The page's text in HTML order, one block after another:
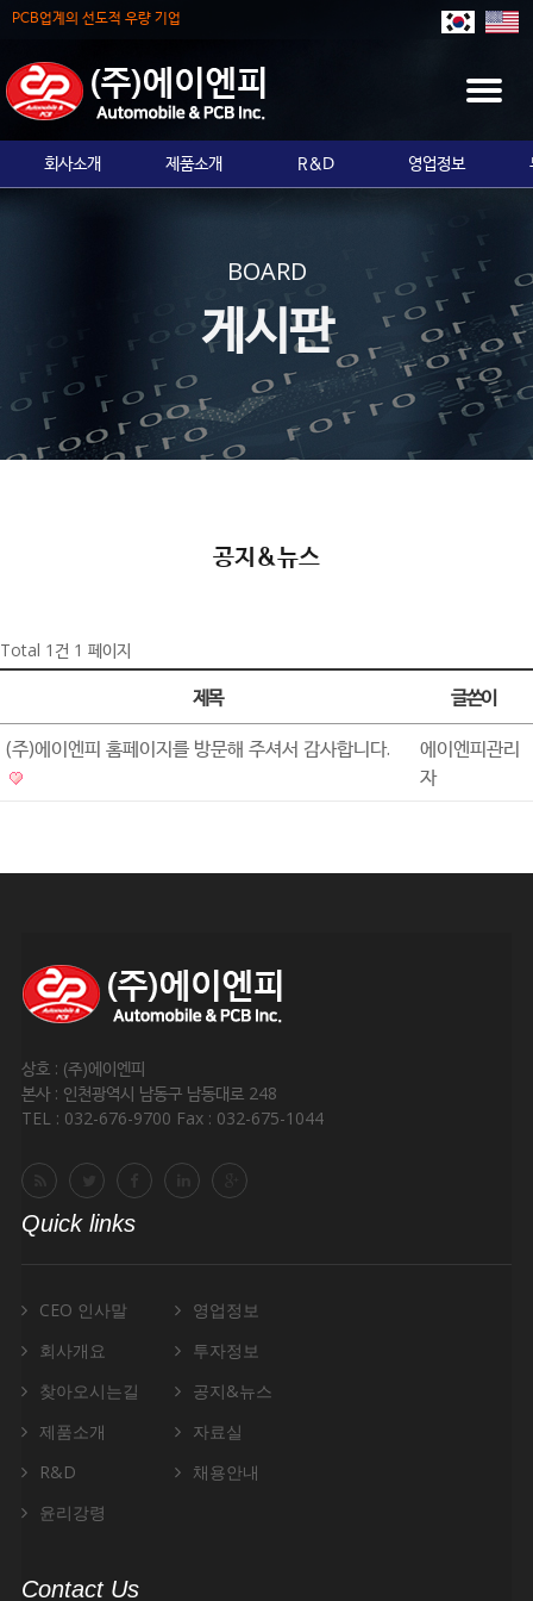
PCB업계의 선도적 우량 기업
T
G
L
A
G
A
T
O
회사소개 제품소개 R&D 영업정보
BOARD
게시판
공지&뉴스
Total 1건 1 페이지
제목
글쓴이
(주)에이엔피 홈페이지를 방문해 주셔서 감사합니다.
에이엔피관리
자
상호 : (주)에이엔피
본사 : 인천광역시 남동구 남동대로 248
TEL : 032-676-9700 Fax : 032-675-1044
Quick links
CEO 인사말
회사개요
찾아오시는길
제품소개
R&D
윤리강령
영업정보
투자정보
공지&뉴스
자료실
채용안내
Contact Us